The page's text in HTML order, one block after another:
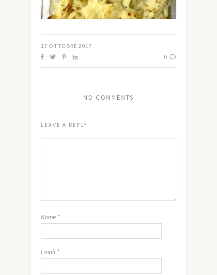
17 OTTOBRE 2017
0
NO COMMENTS
LEAVE A REPLY
Nome *
Email *